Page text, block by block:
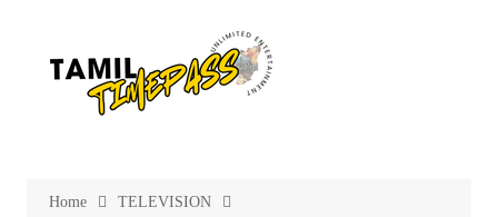
Home
TELEVISION